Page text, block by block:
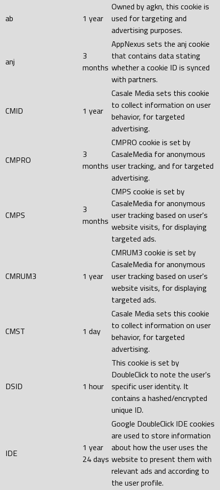
ab 1 year
Owned by agkn, this cookie is
used for targeting and
advertising purposes.
anj
3
months
AppNexus sets the anj cookie
that contains data stating
whether a cookie ID is synced
with partners.
CMID 1 year
Casale Media sets this cookie
to collect information on user
behavior, for targeted
advertising.
CMPRO
3
months
CMPRO cookie is set by
CasaleMedia for anonymous
user tracking, and for targeted
advertising.
CMPS
3
months
CMPS cookie is set by
CasaleMedia for anonymous
user tracking based on user's
website visits, for displaying
targeted ads.
CMRUM3 1 year
CMRUM3 cookie is set by
CasaleMedia for anonymous
user tracking based on user's
website visits, for displaying
targeted ads.
CMST 1 day
Casale Media sets this cookie
to collect information on user
behavior, for targeted
advertising.
DSID 1 hour
This cookie is set by
DoubleClick to note the user's
specific user identity. It
contains a hashed/encrypted
unique ID.
IDE
1 year
24 days
Google DoubleClick IDE cookies
are used to store information
about how the user uses the
website to present them with
relevant ads and according to
the user profile.